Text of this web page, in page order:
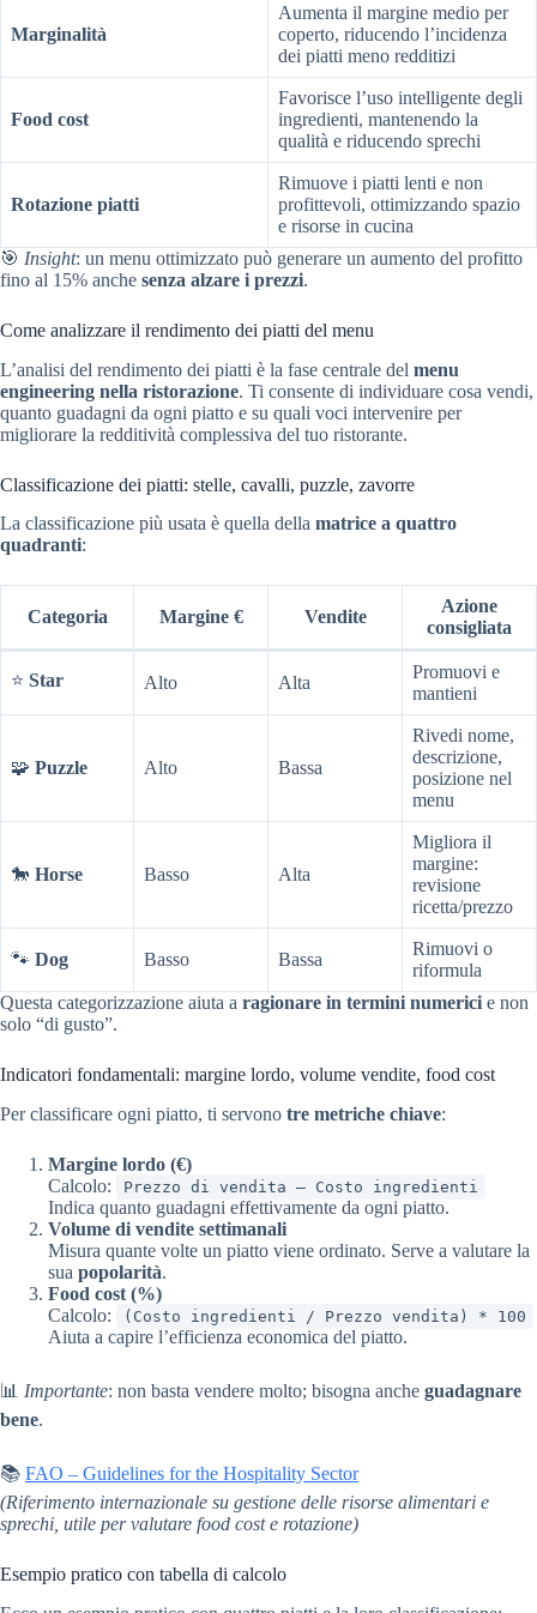
Marginalità
Aumenta il margine medio per
coperto, riducendo l’incidenza
dei piatti meno redditizi
Food cost
Favorisce l’uso intelligente degli
ingredienti, mantenendo la
qualità e riducendo sprechi
Rotazione piatti
Rimuove i piatti lenti e non
profittevoli, ottimizzando spazio
e risorse in cucina
🎯 Insight: un menu ottimizzato può generare un aumento del profitto
fino al 15% anche senza alzare i prezzi.
Come analizzare il rendimento dei piatti del menu
L’analisi del rendimento dei piatti è la fase centrale del menu
engineering nella ristorazione. Ti consente di individuare cosa vendi,
quanto guadagni da ogni piatto e su quali voci intervenire per
migliorare la redditività complessiva del tuo ristorante.
Classificazione dei piatti: stelle, cavalli, puzzle, zavorre
La classificazione più usata è quella della matrice a quattro
quadranti:
Categoria Margine € Vendite
Azione
consigliata
⭐ Star Alto Alta
Promuovi e
mantieni
🧩 Puzzle Alto Bassa
Rivedi nome,
descrizione,
posizione nel
menu
🐎 Horse Basso Alta
Migliora il
margine:
revisione
ricetta/prezzo
🐾 Dog Basso Bassa
Rimuovi o
riformula
Questa categorizzazione aiuta a ragionare in termini numerici e non
solo “di gusto”.
Indicatori fondamentali: margine lordo, volume vendite, food cost
Per classificare ogni piatto, ti servono tre metriche chiave:
Margine lordo (€)
Calcolo:
Prezzo di vendita – Costo ingredienti
Indica quanto guadagni effettivamente da ogni piatto.
Volume di vendite settimanali
Misura quante volte un piatto viene ordinato. Serve a valutare la
sua popolarità.
Food cost (%)
Calcolo:
(Costo ingredienti / Prezzo vendita) * 100
Aiuta a capire l’efficienza economica del piatto.
📊 Importante: non basta vendere molto; bisogna anche guadagnare
bene.
📚 FAO – Guidelines for the Hospitality Sector
(Riferimento internazionale su gestione delle risorse alimentari e
sprechi, utile per valutare food cost e rotazione)
Esempio pratico con tabella di calcolo